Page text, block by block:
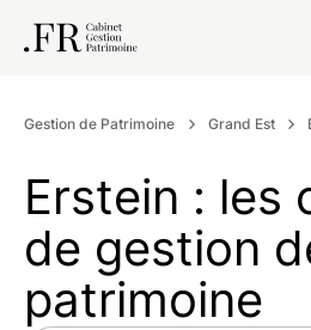
Gestion de Patrimoine Grand Est
Erstein : les
de gestion
patrimoine